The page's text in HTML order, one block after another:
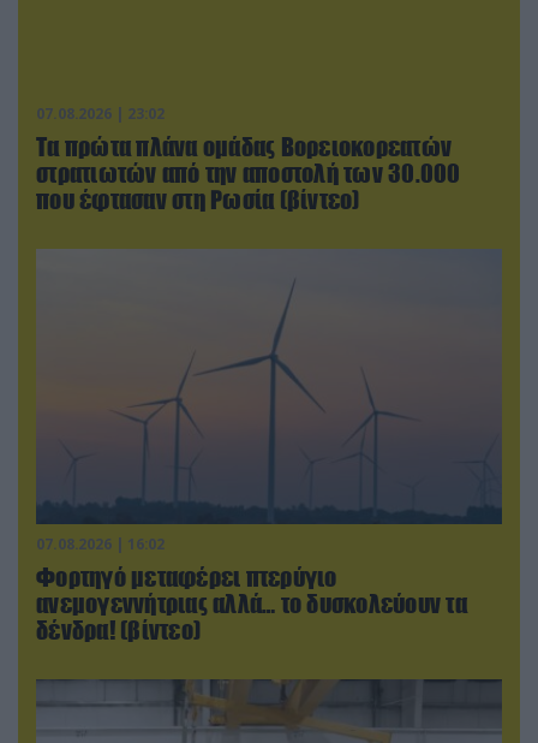
07.08.2026 | 23:02
Τα πρώτα πλάνα ομάδας Βορειοκορεατών
στρατιωτών από την αποστολή των 30.000
που έφτασαν στη Ρωσία (βίντεο)
07.08.2026 | 16:02
Φορτηγό μεταφέρει πτερύγιο
ανεμογεννήτριας αλλά… το δυσκολεύουν τα
δένδρα! (βίντεο)